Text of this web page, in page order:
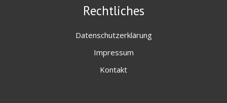
Rechtliches
Datenschutzerklärung
Impressum
Kontakt